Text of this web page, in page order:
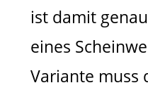
ist damit
eines
Variante muss